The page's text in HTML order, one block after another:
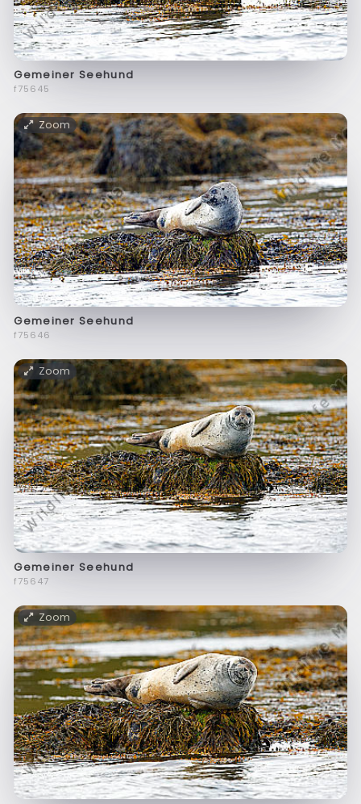
Gemeiner Seehund
f75645
Zoom
Gemeiner Seehund
f75646
Zoom
Gemeiner Seehund
f75647
Zoom